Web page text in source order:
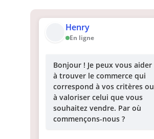
Henry
En ligne
Bonjour ! Je peux vous aider
à trouver le commerce qui
correspond à vos critères ou
à valoriser celui que vous
souhaitez vendre. Par où
commençons-nous ?